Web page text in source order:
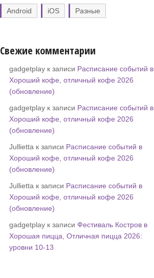
Android iOS Разные
Свежие комментарии
gadgetplay к записи Расписание событий в
Хороший кофе, отличный кофе 2026
(обновление)
gadgetplay к записи Расписание событий в
Хороший кофе, отличный кофе 2026
(обновление)
Jullietta к записи Расписание событий в
Хороший кофе, отличный кофе 2026
(обновление)
Jullietta к записи Расписание событий в
Хороший кофе, отличный кофе 2026
(обновление)
gadgetplay к записи Фестиваль Костров в
Хорошая пицца, Отличная пицца 2026:
уровни 10-13